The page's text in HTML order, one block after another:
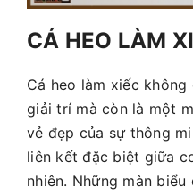
CÁ HEO LÀM
Cá heo làm xiếc
giải trí mà còn là một
vẻ đẹp của sự thông
liên kết đặc biệt giữa
nhiên. Những màn